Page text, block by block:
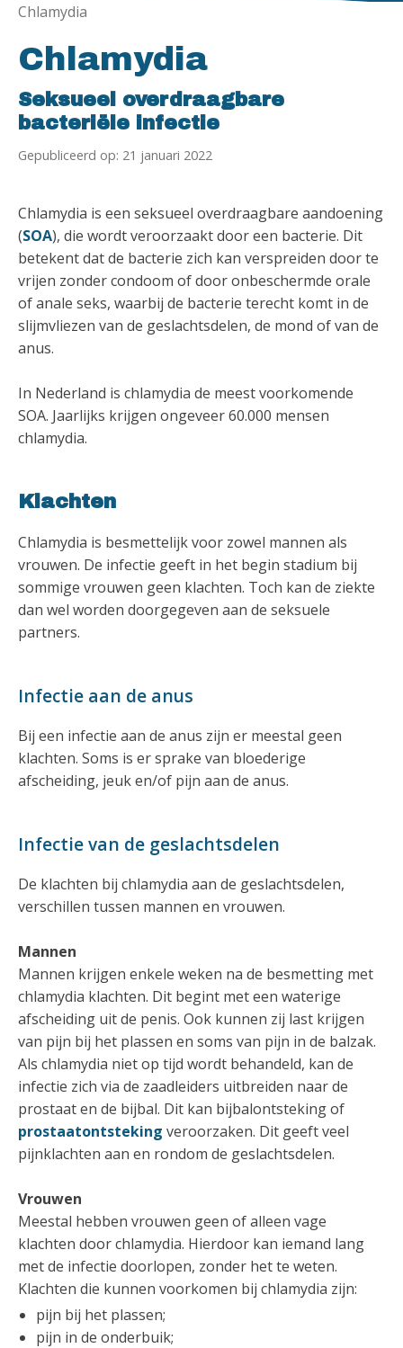
Chlamydia
Chlamydia
Seksueel overdraagbare
bacteriële infectie
Gepubliceerd op: 21 januari 2022
Chlamydia is een seksueel overdraagbare aandoening
(SOA), die wordt veroorzaakt door een bacterie. Dit
betekent dat de bacterie zich kan verspreiden door te
vrijen zonder condoom of door onbeschermde orale
of anale seks, waarbij de bacterie terecht komt in de
slijmvliezen van de geslachtsdelen, de mond of van de
anus.
In Nederland is chlamydia de meest voorkomende
SOA. Jaarlijks krijgen ongeveer 60.000 mensen
chlamydia.
Klachten
Chlamydia is besmettelijk voor zowel mannen als
vrouwen. De infectie geeft in het begin stadium bij
sommige vrouwen geen klachten. Toch kan de ziekte
dan wel worden doorgegeven aan de seksuele
partners.
Infectie aan de anus
Bij een infectie aan de anus zijn er meestal geen
klachten. Soms is er sprake van bloederige
afscheiding, jeuk en/of pijn aan de anus.
Infectie van de geslachtsdelen
De klachten bij chlamydia aan de geslachtsdelen,
verschillen tussen mannen en vrouwen.
Mannen
Mannen krijgen enkele weken na de besmetting met
chlamydia klachten. Dit begint met een waterige
afscheiding uit de penis. Ook kunnen zij last krijgen
van pijn bij het plassen en soms van pijn in de balzak.
Als chlamydia niet op tijd wordt behandeld, kan de
infectie zich via de zaadleiders uitbreiden naar de
prostaat en de bijbal. Dit kan bijbalontsteking of
prostaatontsteking veroorzaken. Dit geeft veel
pijnklachten aan en rondom de geslachtsdelen.
Vrouwen
Meestal hebben vrouwen geen of alleen vage
klachten door chlamydia. Hierdoor kan iemand lang
met de infectie doorlopen, zonder het te weten.
Klachten die kunnen voorkomen bij chlamydia zijn:
pijn bij het plassen;
pijn in de onderbuik;